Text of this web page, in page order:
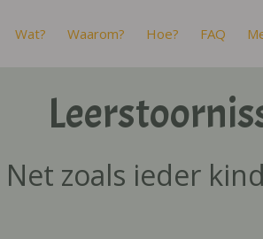
Wat? Waarom? Hoe? FAQ
Net zoals ieder